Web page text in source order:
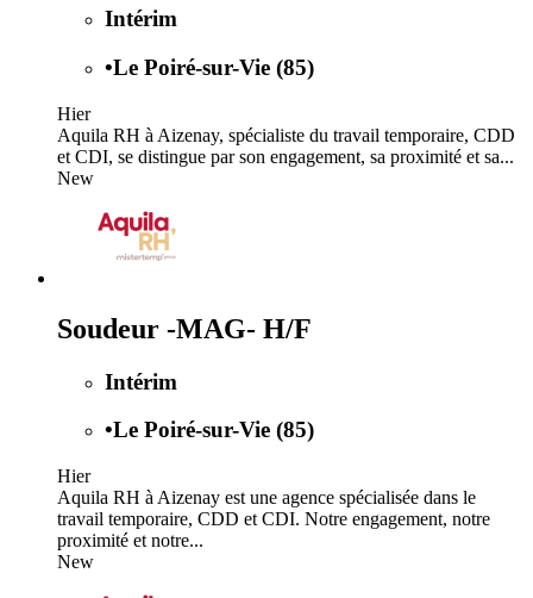
Intérim
•Le Poiré-sur-Vie (85)
Hier
Aquila RH à Aizenay, spécialiste du travail temporaire, CDD
et CDI, se distingue par son engagement, sa proximité et sa...
New
Soudeur -MAG- H/F
Intérim
•Le Poiré-sur-Vie (85)
Hier
Aquila RH à Aizenay est une agence spécialisée dans le
travail temporaire, CDD et CDI. Notre engagement, notre
proximité et notre...
New